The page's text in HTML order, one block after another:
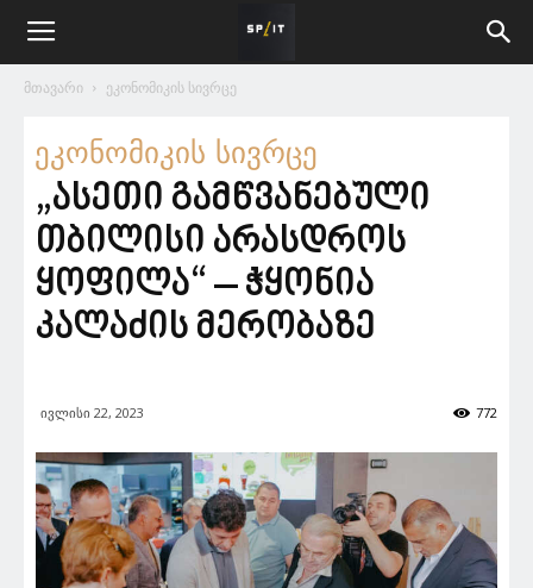
მთავარი ეკონომიკის სივრცე
ეკონომიკის სივრცე
„ასეთი გამწვანებული
თბილისი არასდროს
ყოფილა“ – ჭყონია
კალაძის მერობაზე
ივლისი 22, 2023 772